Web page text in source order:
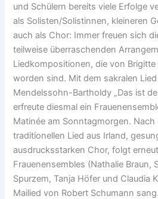
und Schülern bereits viele Erfolge
als Solisten/Solistinnen, kleineren
auch als Chor: Immer freuen sich
teilweise überraschenden
Liedkompositionen, die von
worden sind. Mit dem sakralen
Mendelssohn-Bartholdy „Das ist
erfreute diesmal ein
Matinée am Sonntagmorgen.
traditionellen Lied aus Irland,
ausdrucksstarken Chor, folgt
Frauenensembles (Nathalie Braun,
Spurzem, Tanja Höfer und Claudia
Mailied von Robert Schumann